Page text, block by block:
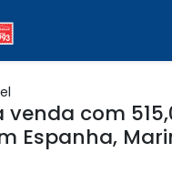
venda com
Espanha,